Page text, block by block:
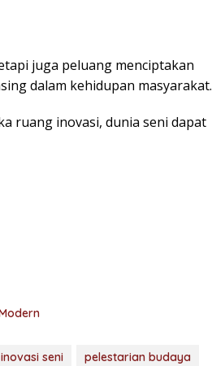
juga peluang menciptakan
dalam kehidupan masyarakat.
ruang inovasi, dunia seni dapat
inovasi seni
pelestarian budaya